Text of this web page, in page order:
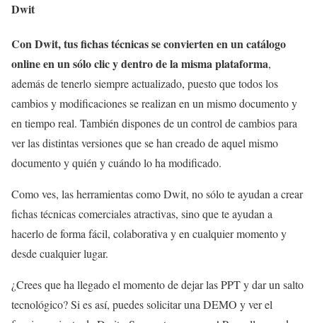
Dwit
Con Dwit, tus fichas técnicas se convierten en un catálogo
online en un sólo clic y dentro de la misma plataforma,
además de tenerlo siempre actualizado, puesto que todos los
cambios y modificaciones se realizan en un mismo documento y
en tiempo real. También dispones de un control de cambios para
ver las distintas versiones que se han creado de aquel mismo
documento y quién y cuándo lo ha modificado.
Como ves, las herramientas como Dwit, no sólo te ayudan a crear
fichas técnicas comerciales atractivas, sino que te ayudan a
hacerlo de forma fácil, colaborativa y en cualquier momento y
desde cualquier lugar.
¿Crees que ha llegado el momento de dejar las PPT y dar un salto
tecnológico? Si es así, puedes solicitar una DEMO y ver el